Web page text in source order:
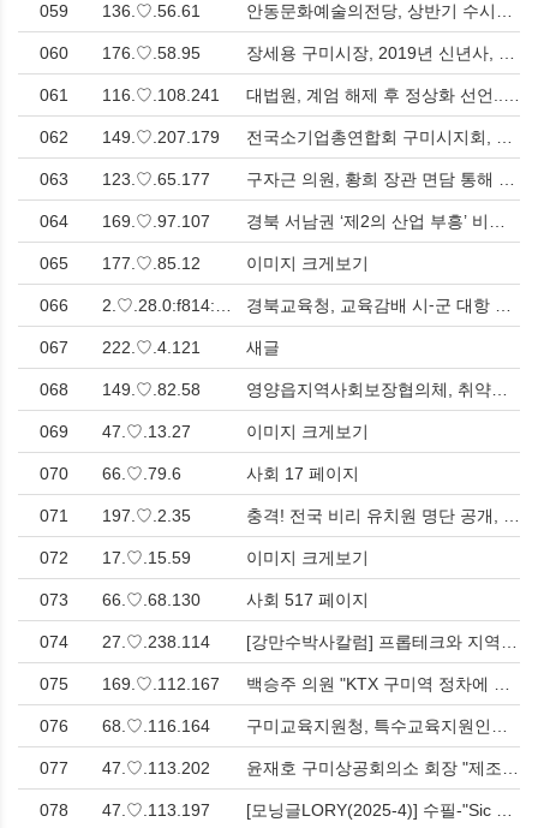
059 136.♡.56.61
060 176.♡.58.95
061 116.♡.108.241
062 149.♡.207.179
063 123.♡.65.177
064 169.♡.97.107
065 177.♡.85.12 이미지 크게보기
066
067 222.♡.4.121 새글
068 149.♡.82.58
069 47.♡.13.27 이미지 크게보기
070 66.♡.79.6 사회 17 페이지
071 197.♡.2.35
072 17.♡.15.59 이미지 크게보기
073 66.♡.68.130 사회 517 페이지
074 27.♡.238.114
075 169.♡.112.167
076 68.♡.116.164
077 47.♡.113.202
078 47.♡.113.197